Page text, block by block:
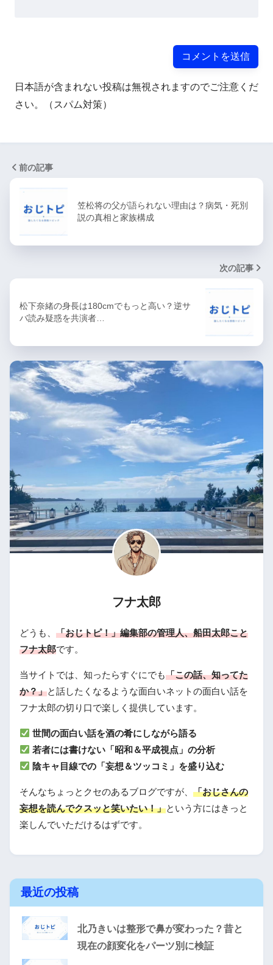
日本語が含まれない投稿は無視されますのでご注意くだ
さい。（スパム対策）
前の記事
笠松将の父が語られない理由は？病気・死別
説の真相と家族構成
次の記事
松下奈緒の身長は180cmでもっと高い？逆サ
バ読み疑惑を共演者…
フナ太郎
どうも、 「おじトピ！」編集部の管理人、船田太郎こと
フナ太郎です。
当サイトでは、知ったらすぐにでも「この話、知ってた
か？」と話したくなるような面白いネットの面白い話を
フナ太郎の切り口で楽しく提供しています。
世間の面白い話を酒の肴にしながら語る
若者には書けない「昭和＆平成視点」の分析
陰キャ目線での「妄想＆ツッコミ」を盛り込む
そんなちょっとクセのあるブログですが、 「おじさんの
妄想を読んでクスッと笑いたい！」という方にはきっと
楽しんでいただけるはずです。
最近の投稿
北乃きいは整形で鼻が変わった？昔と
現在の顔変化をパーツ別に検証